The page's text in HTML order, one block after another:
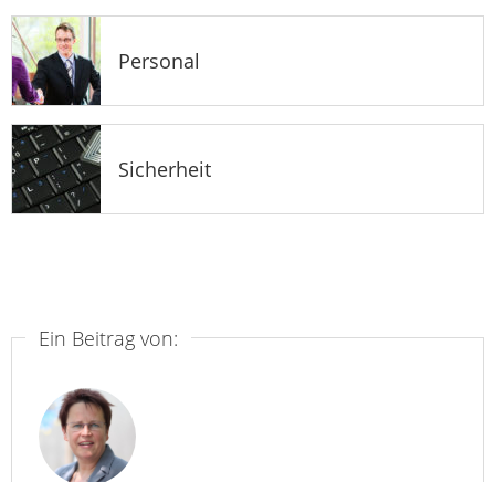
Personal
Sicherheit
Ein Beitrag von: